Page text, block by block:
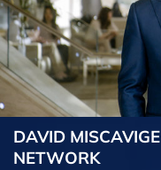
DAVID
NETWORK